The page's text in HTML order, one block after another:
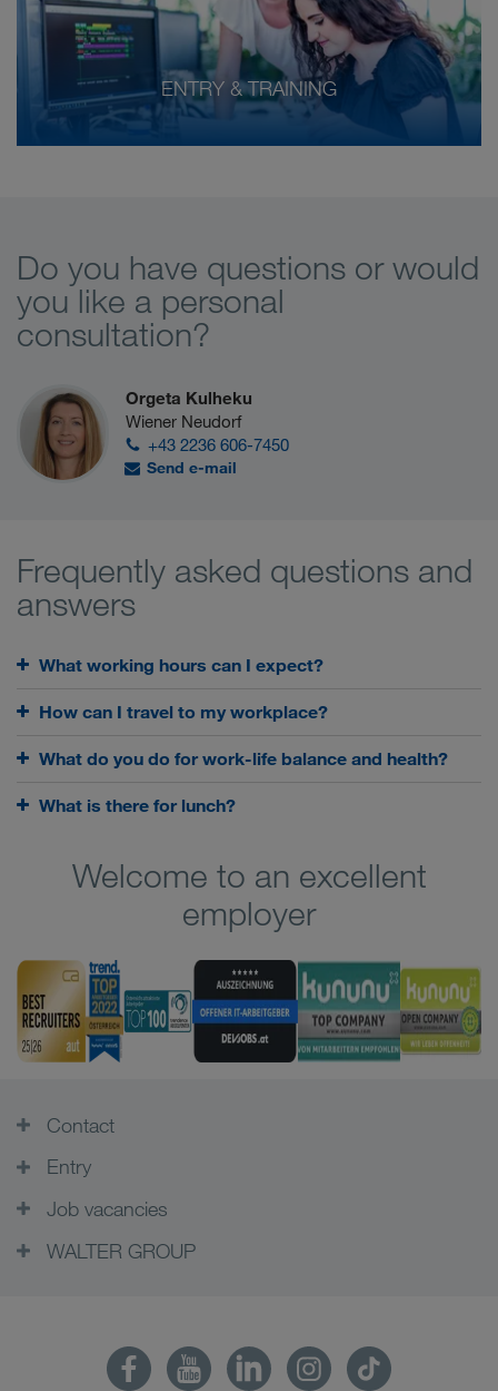
ENTRY & TRAINING
Do you have questions or would
you like a personal
consultation?
Orgeta Kulheku
Wiener Neudorf
+43 2236 606-7450
Send e-mail
Frequently asked questions and
answers
What working hours can I expect?
How can I travel to my workplace?
What do you do for work-life balance and health?
What is there for lunch?
Welcome to an excellent
employer
Contact
Entry
Job vacancies
WALTER GROUP